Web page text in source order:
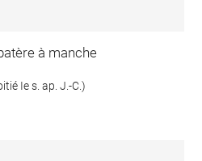
à manche
Ie s. ap. J.-C.)